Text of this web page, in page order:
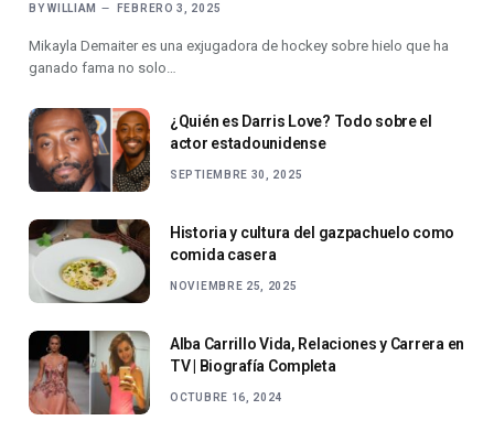
BY WILLIAM FEBRERO 3, 2025
Mikayla Demaiter es una exjugadora de hockey sobre hielo que ha
ganado fama no solo…
¿Quién es Darris Love? Todo sobre el
actor estadounidense
SEPTIEMBRE 30, 2025
Historia y cultura del gazpachuelo como
comida casera
NOVIEMBRE 25, 2025
Alba Carrillo Vida, Relaciones y Carrera en
TV | Biografía Completa
OCTUBRE 16, 2024